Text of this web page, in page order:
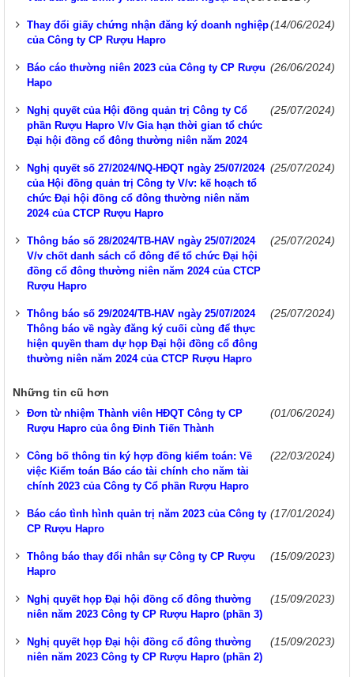
Thay đổi giấy chứng nhận đăng ký doanh nghiệp
của Công ty CP Rượu Hapro
(14/06/2024)
Báo cáo thường niên 2023 của Công ty CP Rượu
Hapo
(26/06/2024)
Nghị quyết của Hội đồng quản trị Công ty Cổ
phần Rượu Hapro V/v Gia hạn thời gian tổ chức
Đại hội đồng cổ đông thường niên năm 2024
(25/07/2024)
Nghị quyết số 27/2024/NQ-HĐQT ngày 25/07/2024
của Hội đồng quản trị Công ty V/v: kế hoạch tổ
chức Đại hội đồng cổ đông thường niên năm
2024 của CTCP Rượu Hapro
(25/07/2024)
Thông báo số 28/2024/TB-HAV ngày 25/07/2024
V/v chốt danh sách cổ đông để tổ chức Đại hội
đồng cổ đông thường niên năm 2024 của CTCP
Rượu Hapro
(25/07/2024)
Thông báo số 29/2024/TB-HAV ngày 25/07/2024
Thông báo về ngày đăng ký cuối cùng để thực
hiện quyền tham dự họp Đại hội đồng cổ đông
thường niên năm 2024 của CTCP Rượu Hapro
(25/07/2024)
Những tin cũ hơn
Đơn từ nhiệm Thành viên HĐQT Công ty CP
Rượu Hapro của ông Đinh Tiến Thành
(01/06/2024)
Công bố thông tin ký hợp đồng kiểm toán: Về
việc Kiểm toán Báo cáo tài chính cho năm tài
chính 2023 của Công ty Cổ phần Rượu Hapro
(22/03/2024)
Báo cáo tình hình quản trị năm 2023 của Công ty
CP Rượu Hapro
(17/01/2024)
Thông báo thay đổi nhân sự Công ty CP Rượu
Hapro
(15/09/2023)
Nghị quyết họp Đại hội đồng cổ đông thường
niên năm 2023 Công ty CP Rượu Hapro (phần 3)
(15/09/2023)
Nghị quyết họp Đại hội đồng cổ đông thường
niên năm 2023 Công ty CP Rượu Hapro (phần 2)
(15/09/2023)